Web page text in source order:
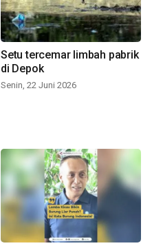
Setu tercemar limbah pabrik
di Depok
Senin, 22 Juni 2026